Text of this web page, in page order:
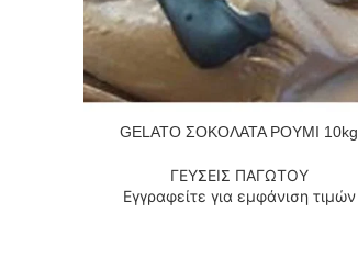
ΔΙΑΒΆΣΤΕ ΠΕΡΙΣΣΌΤΕΡΑ
GELATO ΣΟΚΟΛΑΤΑ ΡΟΥΜΙ 10kg
ΓΕΥΣΕΙΣ ΠΑΓΩΤΟΥ
Εγγραφείτε για εμφάνιση τιμών